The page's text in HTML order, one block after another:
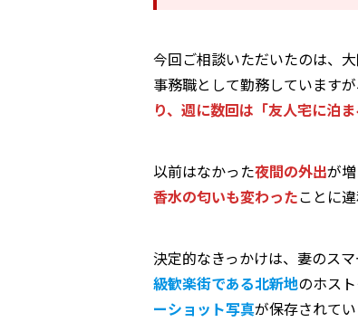
今回ご相談いただいたのは、
事務職として勤務しています
り、週に数回は「友人宅に泊
以前はなかった夜間の外出が増
香水の匂いも変わったことに
決定的なきっかけは、妻のス
級歓楽街である北新地のホス
ーショット写真が保存されてい